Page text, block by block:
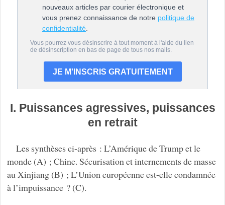
I. Puissances agressives, puissances
en retrait
Les synthèses ci-après : L’Amérique de Trump et le
monde (A) ; Chine. Sécurisation et internements de masse
au Xinjiang (B) ; L’Union européenne est-elle condamnée
à l’impuissance ? (C).